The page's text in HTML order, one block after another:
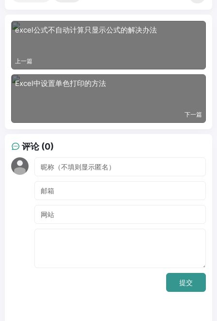
excel公式不自动计算只显示公式的解决办法
上一篇
Excel中设置单色打印的方法
下一篇
评论 (0)
提交